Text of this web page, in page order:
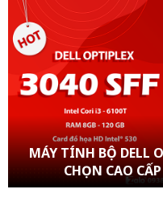
MÁY TÍNH BỘ DELL
CHỌN CAO